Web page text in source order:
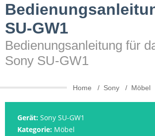
SU-GW1
Bedienungsanleitung für
Sony SU-GW1
Home Sony Möbel
Gerät: Sony SU-GW1
Kategorie: Möbel